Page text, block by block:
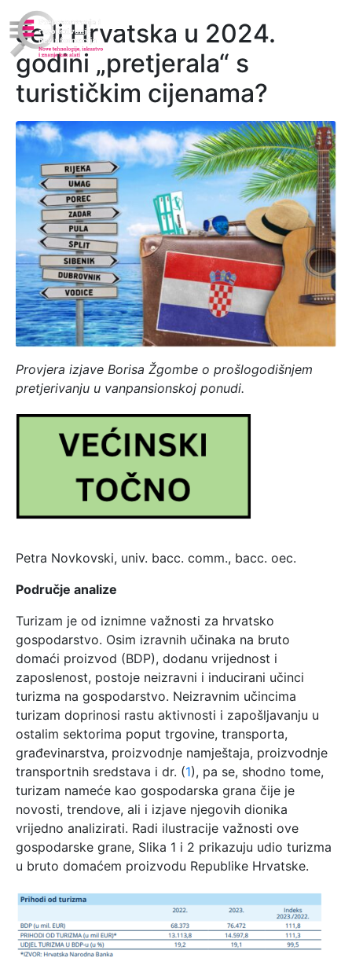
Je li Hrvatska u 2024.
godini „pretjerala“ s
turističkim cijenama?
Provjera izjave Borisa Žgombe o prošlogodišnjem
pretjerivanju u vanpansionskoj ponudi.
Petra Novkovski, univ. bacc. comm., bacc. oec.
Područje analize
Turizam je od iznimne važnosti za hrvatsko
gospodarstvo. Osim izravnih učinaka na bruto
domaći proizvod (BDP), dodanu vrijednost i
zaposlenost, postoje neizravni i inducirani učinci
turizma na gospodarstvo. Neizravnim učincima
turizam doprinosi rastu aktivnosti i zapošljavanju u
ostalim sektorima poput trgovine, transporta,
građevinarstva, proizvodnje namještaja, proizvodnje
transportnih sredstava i dr. (1), pa se, shodno tome,
turizam nameće kao gospodarska grana čije je
novosti, trendove, ali i izjave njegovih dionika
vrijedno analizirati. Radi ilustracije važnosti ove
gospodarske grane, Slika 1 i 2 prikazuju udio turizma
u bruto domaćem proizvodu Republike Hrvatske.